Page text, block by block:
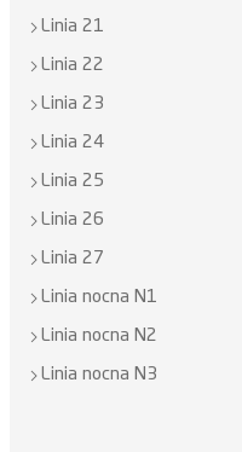
Linia 21
Linia 22
Linia 23
Linia 24
Linia 25
Linia 26
Linia 27
Linia nocna N1
Linia nocna N2
Linia nocna N3